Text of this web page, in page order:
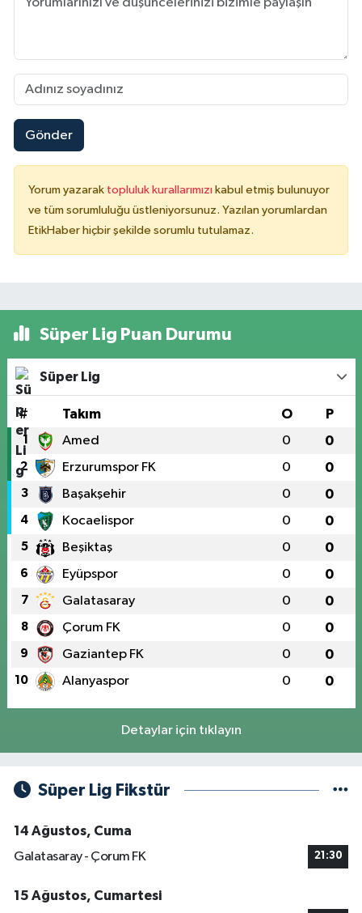
Gönder
Yorum yazarak topluluk kurallarımızı kabul etmiş bulunuyor
ve tüm sorumluluğu üstleniyorsunuz. Yazılan yorumlardan
EtikHaber hiçbir şekilde sorumlu tutulamaz.
Süper Lig Puan Durumu
Süper Lig
# Takım O P
1 Amed 0 0
2 Erzurumspor FK 0 0
3 Başakşehir 0 0
4 Kocaelispor 0 0
5 Beşiktaş 0 0
6 Eyüpspor 0 0
7 Galatasaray 0 0
8 Çorum FK 0 0
9 Gaziantep FK 0 0
10 Alanyaspor 0 0
Detaylar için tıklayın
Süper Lig Fikstür
14 Ağustos, Cuma
Galatasaray - Çorum FK
21:30
15 Ağustos, Cumartesi